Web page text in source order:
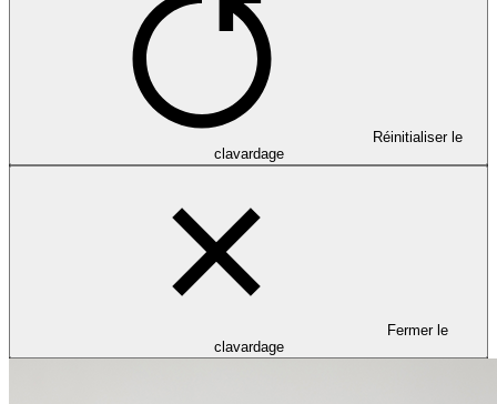
Réinitialiser le
clavardage
Fermer le
clavardage